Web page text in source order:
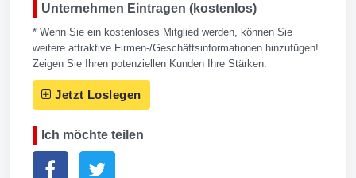
Unternehmen Eintragen (kostenlos)
* Wenn Sie ein kostenloses Mitglied werden, können Sie
weitere attraktive Firmen-/Geschäftsinformationen hinzufügen!
Zeigen Sie Ihren potenziellen Kunden Ihre Stärken.
Jetzt Loslegen
Ich möchte teilen